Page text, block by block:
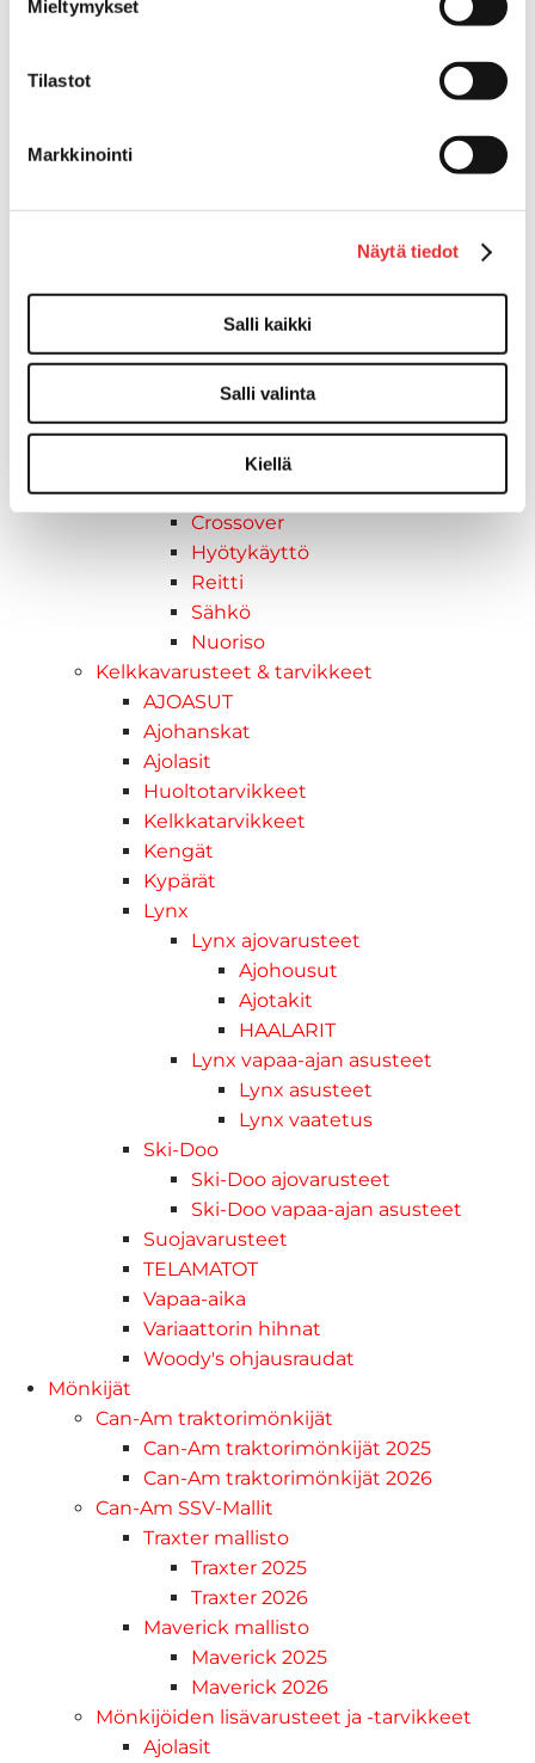
Mieltymykset
Tilastot
Markkinointi
Näytä tiedot
Salli kaikki
Salli valinta
Kiellä
Syvä lumi
Reitti
ADVENTURE ELECTRIC
2027 vuoden mallit
Syvä lumi
Crossover
Hyötykäyttö
Reitti
Sähkö
Nuoriso
Kelkkavarusteet & tarvikkeet
AJOASUT
Ajohanskat
Ajolasit
Huoltotarvikkeet
Kelkkatarvikkeet
Kengät
Kypärät
Lynx
Lynx ajovarusteet
Ajohousut
Ajotakit
HAALARIT
Lynx vapaa-ajan asusteet
Lynx asusteet
Lynx vaatetus
Ski-Doo
Ski-Doo ajovarusteet
Ski-Doo vapaa-ajan asusteet
Suojavarusteet
TELAMATOT
Vapaa-aika
Variaattorin hihnat
Woody's ohjausraudat
Mönkijät
Can-Am traktorimönkijät
Can-Am traktorimönkijät 2025
Can-Am traktorimönkijät 2026
Can-Am SSV-Mallit
Traxter mallisto
Traxter 2025
Traxter 2026
Maverick mallisto
Maverick 2025
Maverick 2026
Mönkijöiden lisävarusteet ja -tarvikkeet
Ajolasit